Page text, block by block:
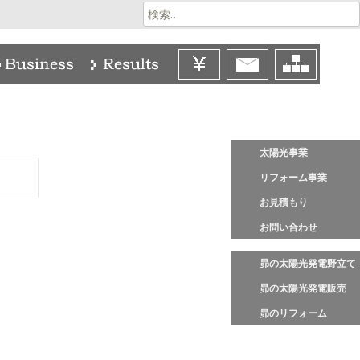
太陽光事業
リフォーム事業
お見積もり
お問い合わせ
昴の太陽光発電野立て
昴の太陽光発電販売
昴のリフォーム
検
索: